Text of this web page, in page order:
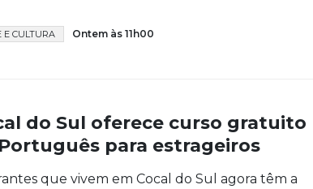
E CULTURA Ontem às 11h00
do Sul oferece curso gratuito
para estrageiros
que vivem em Cocal do Sul agora têm a